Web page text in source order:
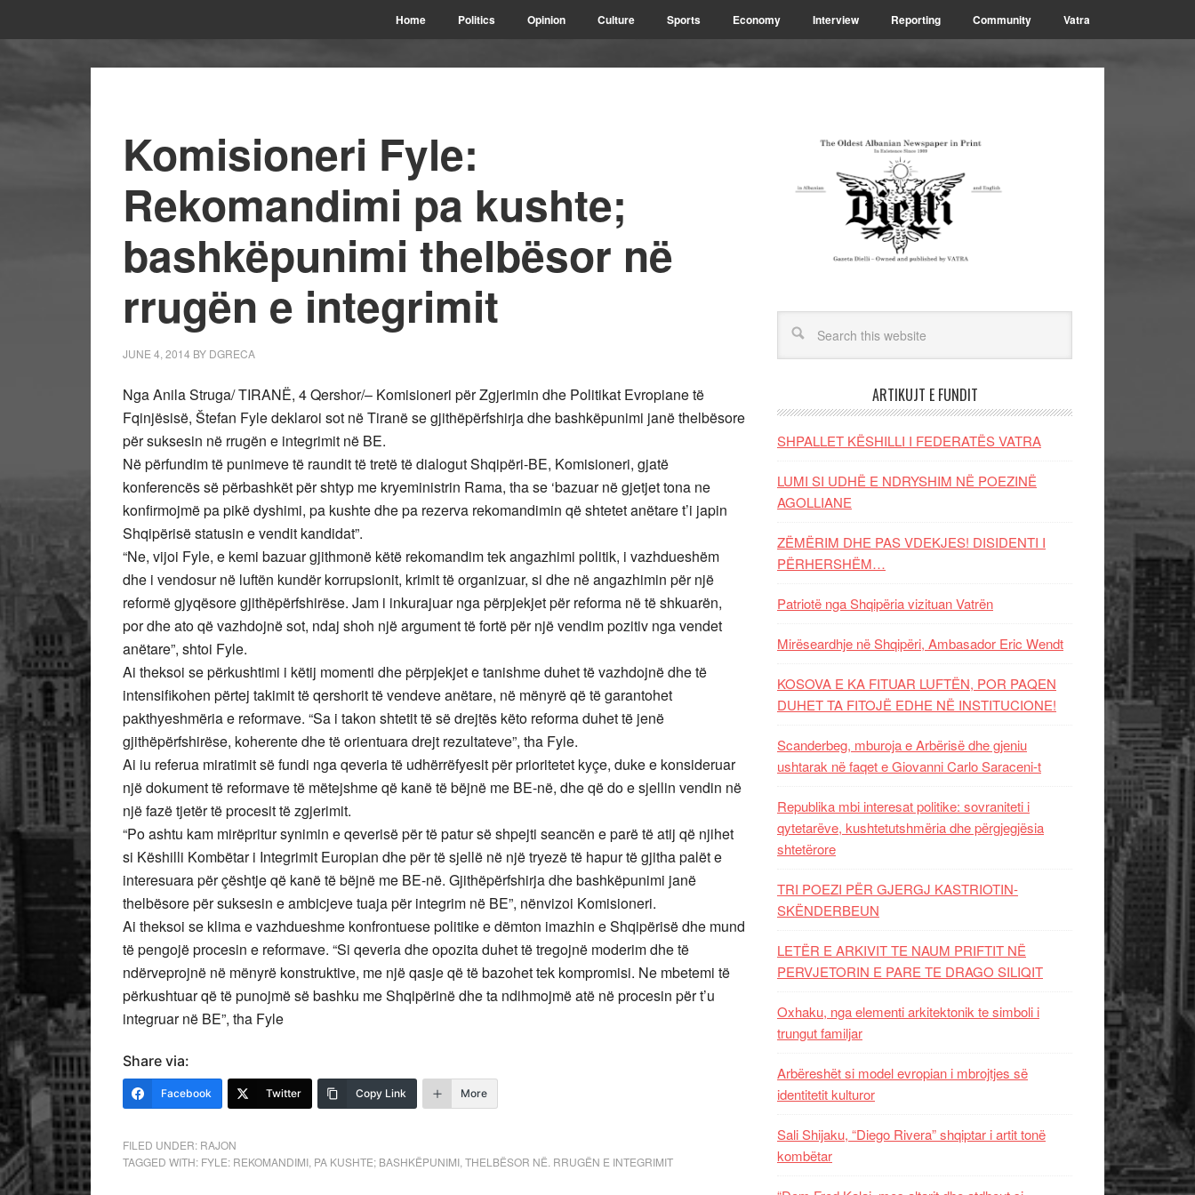
Home Politics Opinion Culture Sports Economy Interview Reporting Community Vatra
Komisioneri Fyle:
Rekomandimi pa kushte;
bashkëpunimi thelbësor në
rrugën e integrimit
JUNE 4, 2014 BY DGRECA
Nga Anila Struga/ TIRANË, 4 Qershor/– Komisioneri për Zgjerimin dhe Politikat Evropiane të
Fqinjësisë, Štefan Fyle deklaroi sot në Tiranë se gjithëpërfshirja dhe bashkëpunimi janë thelbësore
për suksesin në rrugën e integrimit në BE.
Në përfundim të punimeve të raundit të tretë të dialogut Shqipëri-BE, Komisioneri, gjatë
konferencës së përbashkët për shtyp me kryeministrin Rama, tha se ‘bazuar në gjetjet tona ne
konfirmojmë pa pikë dyshimi, pa kushte dhe pa rezerva rekomandimin që shtetet anëtare t’i japin
Shqipërisë statusin e vendit kandidat”.
“Ne, vijoi Fyle, e kemi bazuar gjithmonë këtë rekomandim tek angazhimi politik, i vazhdueshëm
dhe i vendosur në luftën kundër korrupsionit, krimit të organizuar, si dhe në angazhimin për një
reformë gjyqësore gjithëpërfshirëse. Jam i inkurajuar nga përpjekjet për reforma në të shkuarën,
por dhe ato që vazhdojnë sot, ndaj shoh një argument të fortë për një vendim pozitiv nga vendet
anëtare”, shtoi Fyle.
Ai theksoi se përkushtimi i këtij momenti dhe përpjekjet e tanishme duhet të vazhdojnë dhe të
intensifikohen përtej takimit të qershorit të vendeve anëtare, në mënyrë që të garantohet
pakthyeshmëria e reformave. “Sa i takon shtetit të së drejtës këto reforma duhet të jenë
gjithëpërfshirëse, koherente dhe të orientuara drejt rezultateve”, tha Fyle.
Ai iu referua miratimit së fundi nga qeveria të udhërrëfyesit për prioritetet kyçe, duke e konsideruar
një dokument të reformave të mëtejshme që kanë të bëjnë me BE-në, dhe që do e sjellin vendin në
një fazë tjetër të procesit të zgjerimit.
“Po ashtu kam mirëpritur synimin e qeverisë për të patur së shpejti seancën e parë të atij që njihet
si Këshilli Kombëtar i Integrimit Europian dhe për të sjellë në një tryezë të hapur të gjitha palët e
interesuara për çështje që kanë të bëjnë me BE-në. Gjithëpërfshirja dhe bashkëpunimi janë
thelbësore për suksesin e ambicjeve tuaja për integrim në BE”, nënvizoi Komisioneri.
Ai theksoi se klima e vazhdueshme konfrontuese politike e dëmton imazhin e Shqipërisë dhe mund
të pengojë procesin e reformave. “Si qeveria dhe opozita duhet të tregojnë moderim dhe të
ndërveprojnë në mënyrë konstruktive, me një qasje që të bazohet tek kompromisi. Ne mbetemi të
përkushtuar që të punojmë së bashku me Shqipërinë dhe ta ndihmojmë atë në procesin për t’u
integruar në BE”, tha Fyle
Share via:
Facebook Twitter Copy Link More
FILED UNDER: RAJON
TAGGED WITH: FYLE: REKOMANDIMI PA KUSHTE; BASHKËPUNIMI THELBËSOR NË. RRUGËN E INTEGRIMIT
ARTIKUJT E FUNDIT
SHPALLET KËSHILLI I FEDERATËS VATRA
LUMI SI UDHË E NDRYSHIM NË POEZINË
AGOLLIANE
ZËMËRIM DHE PAS VDEKJES! DISIDENTI I
PËRHERSHËM…
Patriotë nga Shqipëria vizituan Vatrën
Mirëseardhje në Shqipëri, Ambasador Eric Wendt
KOSOVA E KA FITUAR LUFTËN, POR PAQEN
DUHET TA FITOJË EDHE NË INSTITUCIONE!
Scanderbeg, mburoja e Arbërisë dhe gjeniu
ushtarak në faqet e Giovanni Carlo Saraceni-t
Republika mbi interesat politike: sovraniteti i
qytetarëve, kushtetutshmëria dhe përgjegjësia
shtetërore
TRI POEZI PËR GJERGJ KASTRIOTIN-
SKËNDERBEUN
LETËR E ARKIVIT TE NAUM PRIFTIT NË
PERVJETORIN E PARE TE DRAGO SILIQIT
Oxhaku, nga elementi arkitektonik te simboli i
trungut familjar
Arbëreshët si model evropian i mbrojtjes së
identitetit kulturor
Sali Shijaku, “Diego Rivera” shqiptar i artit tonë
kombëtar